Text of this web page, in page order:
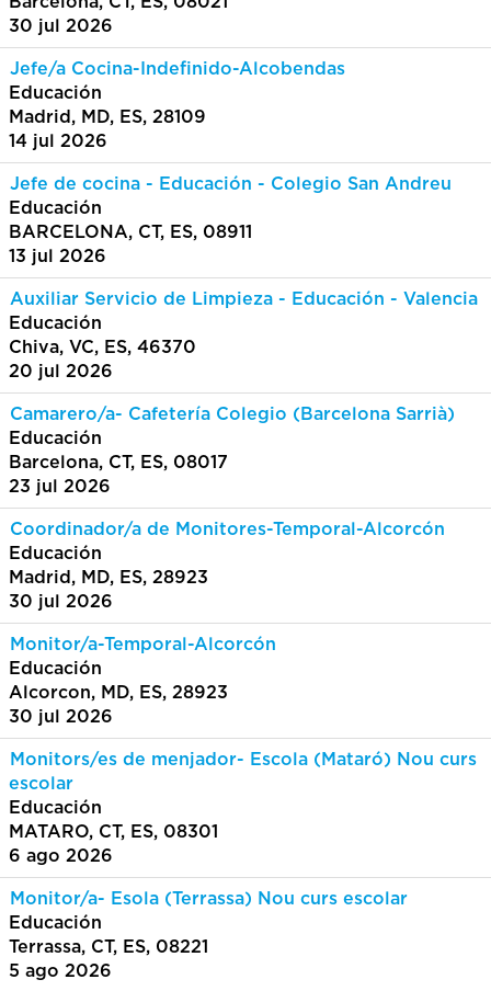
30 jul 2026
Jefe/a Cocina-Indefinido-Alcobendas
Educación
Madrid, MD, ES, 28109
14 jul 2026
Jefe de cocina - Educación - Colegio San Andreu
Educación
BARCELONA, CT, ES, 08911
13 jul 2026
Auxiliar Servicio de Limpieza - Educación - Valencia
Educación
Chiva, VC, ES, 46370
20 jul 2026
Camarero/a- Cafetería Colegio (Barcelona Sarrià)
Educación
Barcelona, CT, ES, 08017
23 jul 2026
Coordinador/a de Monitores-Temporal-Alcorcón
Educación
Madrid, MD, ES, 28923
30 jul 2026
Monitor/a-Temporal-Alcorcón
Educación
Alcorcon, MD, ES, 28923
30 jul 2026
Monitors/es de menjador- Escola (Mataró) Nou curs
escolar
Educación
MATARO, CT, ES, 08301
6 ago 2026
Monitor/a- Esola (Terrassa) Nou curs escolar
Educación
Terrassa, CT, ES, 08221
5 ago 2026